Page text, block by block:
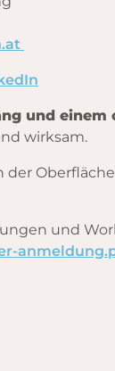
und einem
wirksam.
der
und